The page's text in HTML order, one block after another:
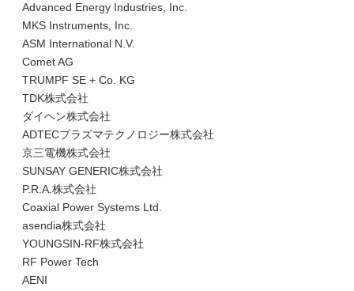
Advanced Energy Industries, Inc.
MKS Instruments, Inc.
ASM International N.V.
Comet AG
TRUMPF SE + Co. KG
TDK株式会社
ダイヘン株式会社
ADTECプラズマテクノロジー株式会社
京三電機株式会社
SUNSAY GENERIC株式会社
P.R.A.株式会社
Coaxial Power Systems Ltd.
asendia株式会社
YOUNGSIN-RF株式会社
RF Power Tech
AENI